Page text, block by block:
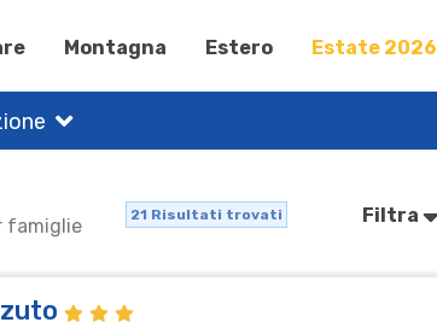
Montagna Estero Estate 2026
famiglie 21 Risultati trovati Filtra